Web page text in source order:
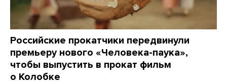
Российские прокатчики передвинули
премьеру нового «Человека-паука»,
чтобы выпустить в прокат фильм
о Колобке